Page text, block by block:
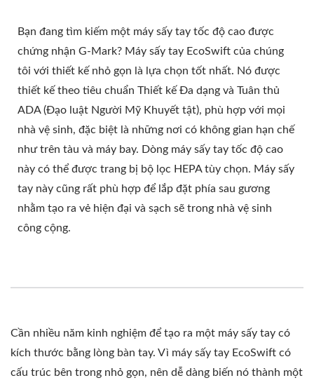
Bạn đang tìm kiếm một máy sấy tay tốc độ cao được
chứng nhận G-Mark? Máy sấy tay EcoSwift của chúng
tôi với thiết kế nhỏ gọn là lựa chọn tốt nhất. Nó được
thiết kế theo tiêu chuẩn Thiết kế Đa dạng và Tuân thủ
ADA (Đạo luật Người Mỹ Khuyết tật), phù hợp với mọi
nhà vệ sinh, đặc biệt là những nơi có không gian hạn chế
như trên tàu và máy bay. Dòng máy sấy tay tốc độ cao
này có thể được trang bị bộ lọc HEPA tùy chọn. Máy sấy
tay này cũng rất phù hợp để lắp đặt phía sau gương
nhằm tạo ra vẻ hiện đại và sạch sẽ trong nhà vệ sinh
công cộng.
Cần nhiều năm kinh nghiệm để tạo ra một máy sấy tay có
kích thước bằng lòng bàn tay. Vì máy sấy tay EcoSwift có
cấu trúc bên trong nhỏ gọn, nên dễ dàng biến nó thành một